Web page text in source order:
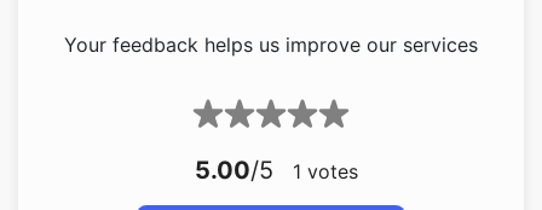
5.00
Share your feedback